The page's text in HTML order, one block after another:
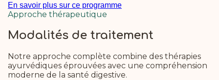
En savoir plus sur ce programme
Approche thérapeutique
Modalités de traitement
Notre approche complète combine des thérapies
ayurvédiques éprouvées avec une compréhension
moderne de la santé digestive.